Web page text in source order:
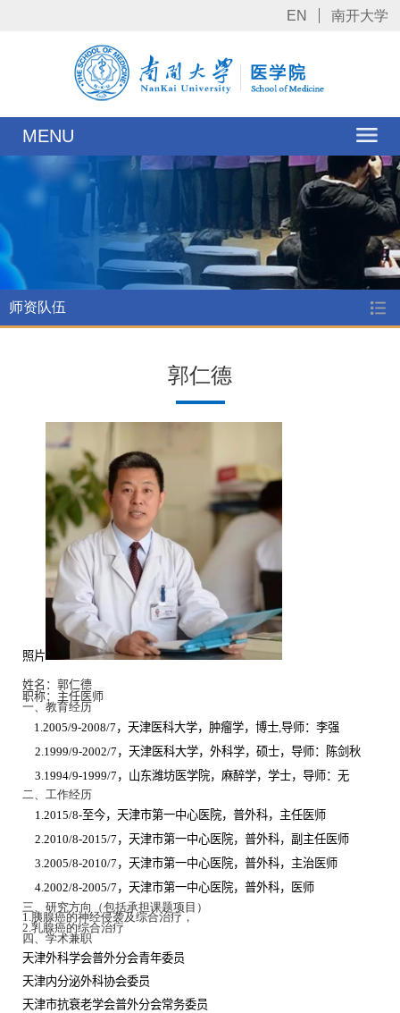
EN 南开大学
MENU
师资队伍
郭仁德
照片
姓名： 郭仁德
职称： 主任医师
一、教育经历
1.2005/9-2008/7 ，天津医科大学，肿瘤学，博士 ,导师：李强
2.1999/9-2002/7 ，天津医科大学，外科学，硕士，导师：陈剑秋
3.1994/9-1999/7 ，山东潍坊医学院，麻醉学，学士，导师：无
二、工作经历
1.2015/8-至今，天津市第一中心医院，普外科，主任医师
2.2010/8-2015/7 ，天津市第一中心医院，普外科，副主任医师
3.2005/8-2010/7 ，天津市第一中心医院，普外科，主治医师
4.2002/8-2005/7 ，天津市第一中心医院，普外科，医师
三、研究方向（包括承担课题项目）
1.胰腺癌的神经侵袭及综合治疗，
2.乳腺癌的综合治疗
四、学术兼职
天津外科学会普外分会青年委员
天津内分泌外科协会委员
天津市抗衰老学会普外分会常务委员